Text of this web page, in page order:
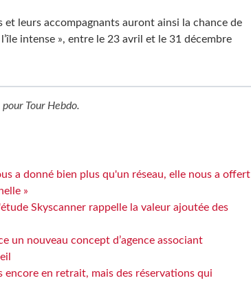
et leurs accompagnants auront ainsi la chance de
intense », entre le 23 avril et le 31 décembre
pour Tour Hebdo.
a donné bien plus qu'un réseau, elle nous a offert
»
Skyscanner rappelle la valeur ajoutée des
un nouveau concept d’agence associant
encore en retrait, mais des réservations qui